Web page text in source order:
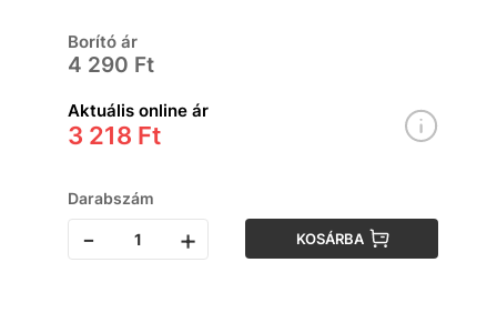
Borító ár
4 290 Ft
Aktuális online ár
3 218 Ft
Darabszám
- + KOSÁRBA